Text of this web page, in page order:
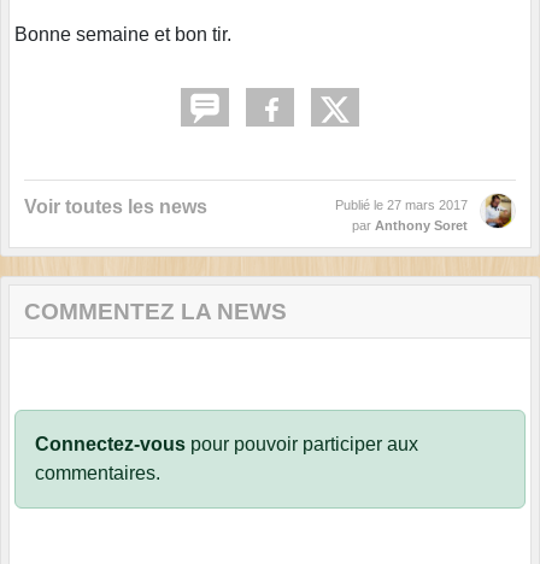
Bonne semaine et bon tir.
Voir toutes les news Publié le 27 mars 2017
par Anthony Soret
COMMENTEZ LA NEWS
Connectez-vous pour pouvoir participer aux
commentaires.